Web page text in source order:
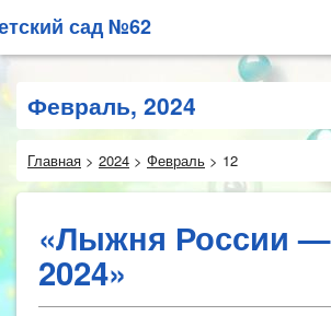
сад №62
Февраль, 2024
Главная > 2024 > Февраль > 12
«Лыжня России —
2024»